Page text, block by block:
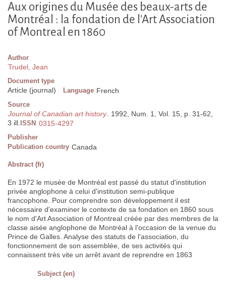
Aux origines du Musée des beaux-arts de
Montréal : la fondation de l'Art Association
of Montreal en 1860
Author
Trudel, Jean
Document type
Article (journal) Language French
Source
Journal of Canadian art history. 1992, Num. 1, Vol. 15, p. 31-62,
3 ill. ISSN 0315-4297
Publisher
Publication country Canada
Abstract (fr)
En 1972 le musée de Montréal est passé du statut d'institution
privée anglophone à celui d'institution semi-publique
francophone. Pour comprendre son développement il est
nécessaire d'examiner le contexte de sa fondation en 1860 sous
le nom d'Art Association of Montreal créée par des membres de la
classe aisée anglophone de Montréal à l'occasion de la venue du
Prince de Galles. Analyse des statuts de l'association, du
fonctionnement de son assemblée, de ses activités qui
connaissent très vite un arrêt avant de reprendre en 1863
Subject (en)